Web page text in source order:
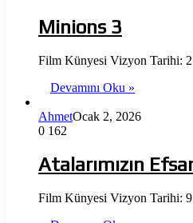
Minions 3
Film Künyesi Vizyon Tarihi:
Devamını Oku »
AhmetOcak 2, 2026
0 162
Atalarımızın
Film Künyesi Vizyon Tarihi: